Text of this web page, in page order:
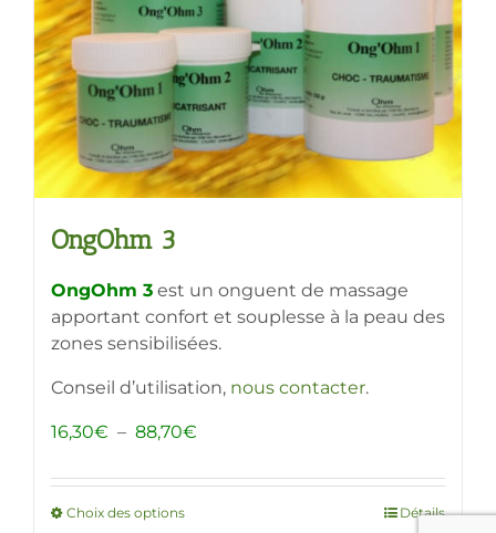
choisies
la
page
du
produit
OngOhm 3
OngOhm 3 est un onguent de massage
apportant confort et souplesse à la peau des
zones sensibilisées.
Conseil d’utilisation, nous contacter.
16,30€ – 88,70€
prix :
Choix des optionsCe
Détails